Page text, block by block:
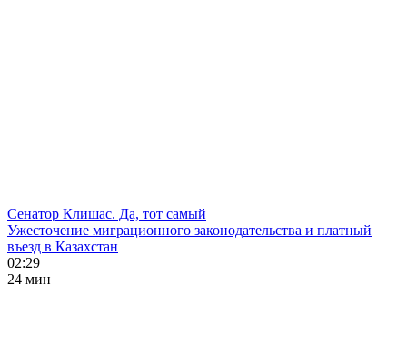
Сенатор Клишас. Да, тот самый
Ужесточение миграционного законодательства и платный
въезд в Казахстан
02:29
24 мин